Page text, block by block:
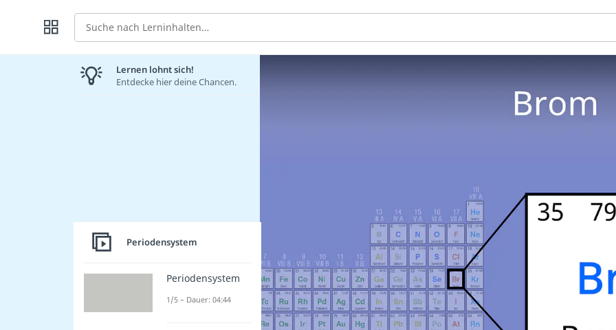
Suche
Lernen lohnt sich!
Entdecke hier deine Chancen.
Periodensystem
Periodensystem
1/5 – Dauer: 04:44